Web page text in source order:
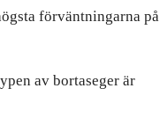
förväntningarna på
av bortaseger är